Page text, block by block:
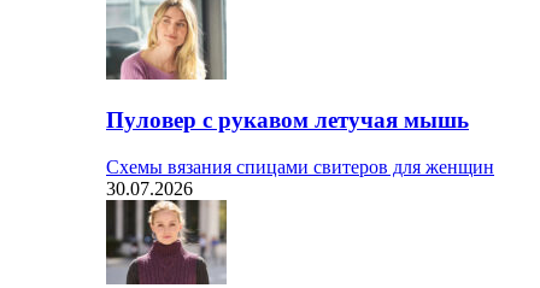
Пуловер с рукавом летучая мышь
Схемы вязания спицами свитеров для женщин
30.07.2026